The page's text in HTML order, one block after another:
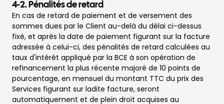
4-2. Pénalités de retard
En cas de retard de paiement et de versement des
sommes dues par le Client au-delà du délai ci-dessus
fixé, et après la date de paiement figurant sur la facture
adressée à celui-ci, des pénalités de retard calculées au
taux d'intérêt appliqué par la BCE à son opération de
refinancement la plus récente majoré de 10 points de
pourcentage, en mensuel du montant TTC du prix des
Services figurant sur ladite facture, seront
automatiquement et de plein droit acquises au